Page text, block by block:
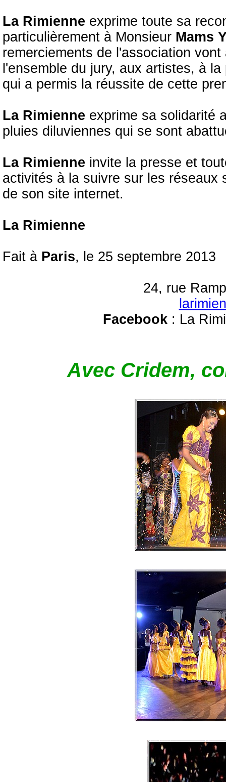
La Rimienne exprime toute sa
particulièrement à Monsieur Mams
remerciements de l'association
l'ensemble du jury, aux artistes, à
qui a permis la réussite de cette
La Rimienne exprime sa solidarité
pluies diluviennes qui se sont
La Rimienne invite la presse et
activités à la suivre sur les réseaux
de son site internet.
La Rimienne
Fait à Paris, le 25 septembre 2013
24, rue
Facebook : La
Avec Cridem,